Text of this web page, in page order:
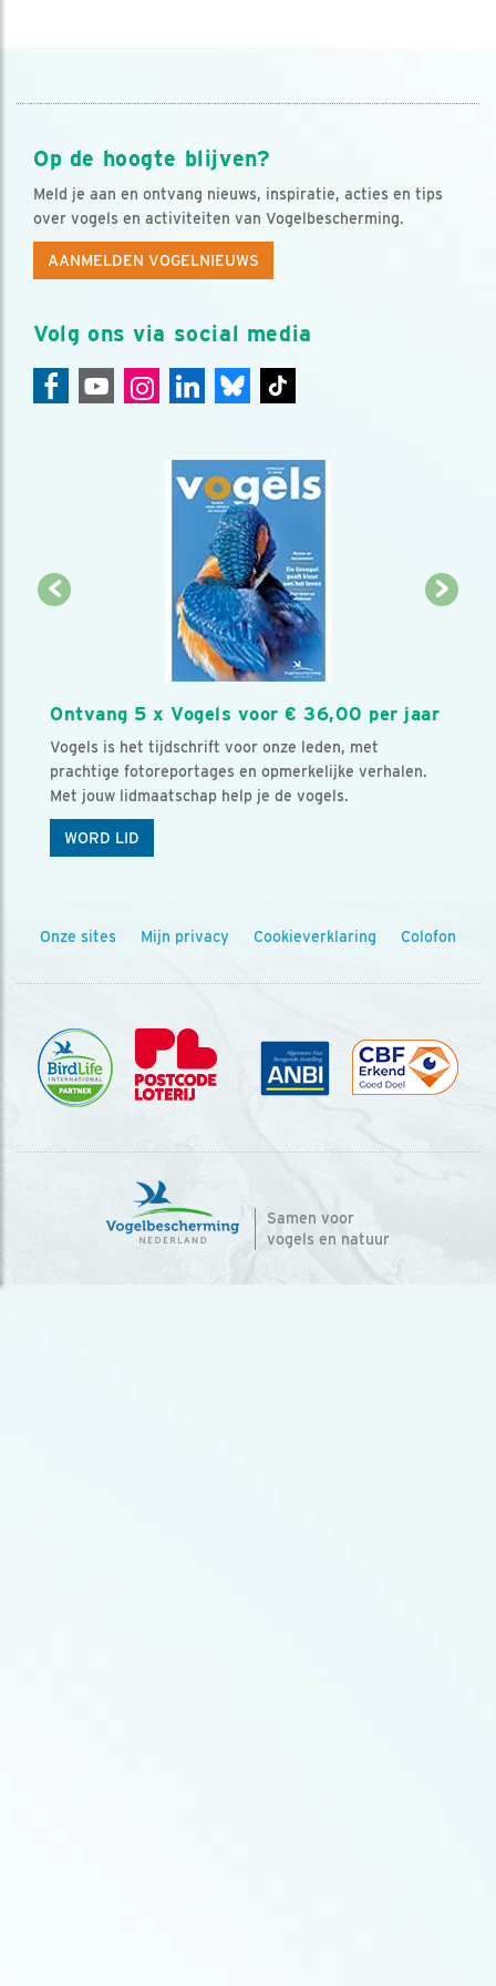
Op de hoogte blijven?
Meld je aan en ontvang nieuws, inspiratie, acties en tips
over vogels en activiteiten van Vogelbescherming.
AANMELDEN VOGELNIEUWS
Volg ons via social media
Ontvang 5 x Vogels voor € 36,00 per jaar
Vogels is het tijdschrift voor onze leden, met
prachtige fotoreportages en opmerkelijke verhalen.
Met jouw lidmaatschap help je de vogels.
WORD LID
Onze sites Mijn privacy Cookieverklaring Colofon
Samen voor
vogels en natuur